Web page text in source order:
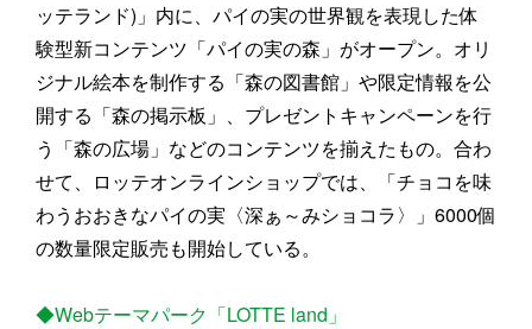
ッテランド)」内に、パイの実の世界観を表現した体
験型新コンテンツ「パイの実の森」がオープン。オリ
ジナル絵本を制作する「森の図書館」や限定情報を公
開する「森の掲示板」、プレゼントキャンペーンを行
う「森の広場」などのコンテンツを揃えたもの。合わ
せて、ロッテオンラインショップでは、「チョコを味
わうおおきなパイの実〈深ぁ～みショコラ〉」6000個
の数量限定販売も開始している。
◆Webテーマパーク「LOTTE land」